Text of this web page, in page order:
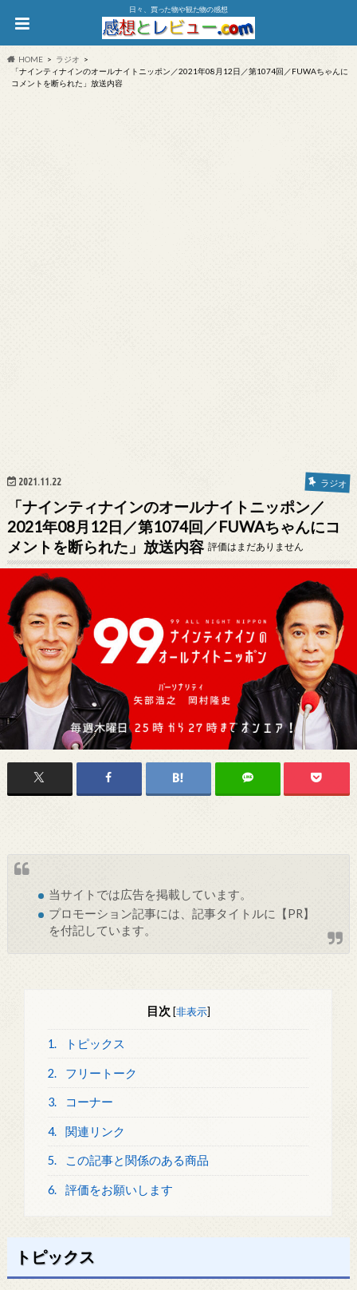
日々、買った物や観た物の感想
HOME
ラジオ
「ナインティナインのオールナイトニッポン／2021年08月12日／第1074回／FUWAちゃんに
コメントを断られた」放送内容
2021.11.22 ラジオ
「ナインティナインのオールナイトニッポン／
2021年08月12日／第1074回／FUWAちゃんにコ
メントを断られた」放送内容 評価はまだありません
当サイトでは広告を掲載しています。
プロモーション記事には、記事タイトルに【PR】
を付記しています。
目次 [非表示]
1. トピックス
2. フリートーク
3. コーナー
4. 関連リンク
5. この記事と関係のある商品
6. 評価をお願いします
トピックス